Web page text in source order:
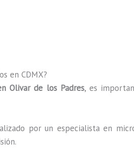
en CDMX?
Olivar de los Padres, es
por un especialista en